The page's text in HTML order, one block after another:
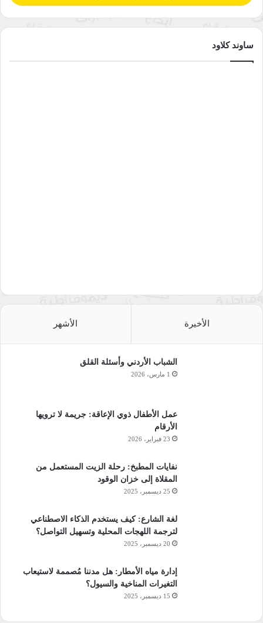
ساوند كلاود
الأخيرة الأشهر
الشباب الأردني وأسئلة القلق
1 مارس، 2026
عمل الأطفال ذوي الإعاقة: جريمة لا ترويها
الأرقام
23 فبراير، 2026
نفايات المطبخ: رحلة الزيت المستعمل من
المقلاة إلى خزان الوقود
25 ديسمبر، 2025
لغة الشارع: كيف يستخدم الذكاء الاصطناعي
لترجمة اللهجات المحلية وتسهيل التواصل؟
20 ديسمبر، 2025
إدارة مياه الأمطار: هل مدننا مُصممة لاستيعاب
التغيرات المناخية والسيول؟
15 ديسمبر، 2025